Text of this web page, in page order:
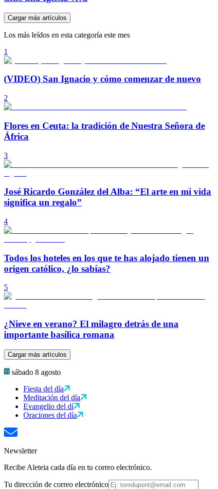
Cargar más artículos
Los más leídos en esta categoría este mes
1
(VIDEO) San Ignacio y cómo comenzar de nuevo
2
Flores en Ceuta: la tradición de Nuestra Señora de
África
3
José Ricardo González del Alba: “El arte en mi vida
significa un regalo”
4
Todos los hoteles en los que te has alojado tienen un
origen católico, ¿lo sabías?
5
¿Nieve en verano? El milagro detrás de una
importante basílica romana
Cargar más artículos
sábado 8 agosto
Fiesta del día
Meditación del día
Evangelio del dí
Oraciones del día
Newsletter
Recibe Aleteia cada día en tu correo electrónico.
Tu dirección de correo electrónico